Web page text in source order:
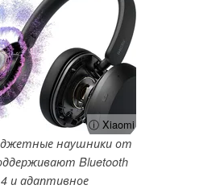
ⓘ Xiaomi
наушники от
Bluetooth
и адаптивное